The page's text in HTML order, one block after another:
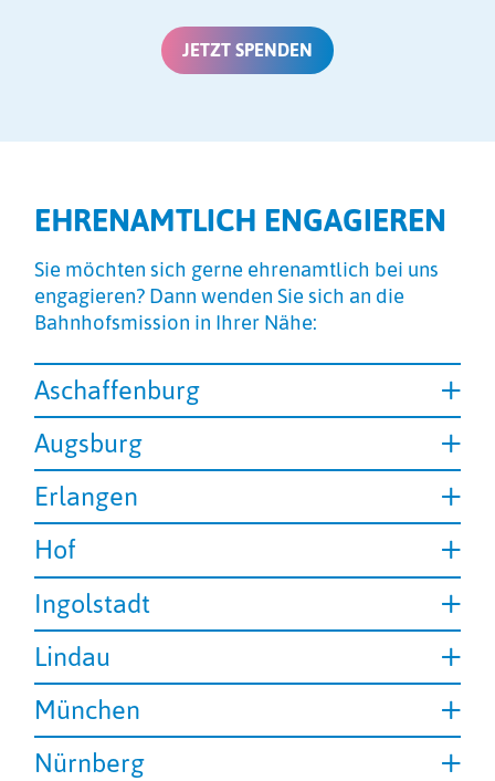
JETZT SPENDEN
EHRENAMTLICH ENGAGIEREN
Sie möchten sich gerne ehrenamtlich bei uns
engagieren? Dann wenden Sie sich an die
Bahnhofsmission in Ihrer Nähe:
Aschaffenburg
Augsburg
Erlangen
Hof
Ingolstadt
Lindau
München
Nürnberg